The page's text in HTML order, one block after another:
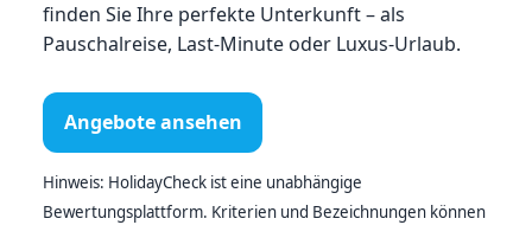
finden Sie Ihre perfekte Unterkunft – als
Pauschalreise, Last-Minute oder Luxus-Urlaub.
Angebote ansehen
Hinweis: HolidayCheck ist eine unabhängige
Bewertungsplattform. Kriterien und Bezeichnungen können